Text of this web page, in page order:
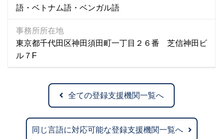
語・ベトナム語・ベンガル語
事務所所在地
東京都千代田区神田須田町一丁目２６番 芝信神田ビ
ル７F
全ての登録支援機関一覧へ
同じ言語に対応可能な登録支援機関一覧へ